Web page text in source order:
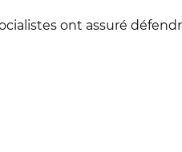
ont assuré